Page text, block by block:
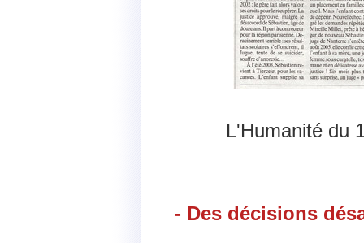
L'Humanité du
- Des décisions